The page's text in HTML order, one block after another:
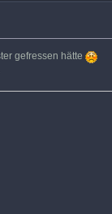
gefressen hätte